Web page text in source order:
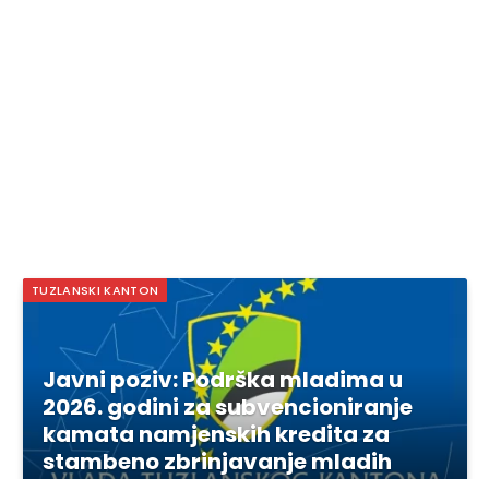
TUZLANSKI KANTON
Javni poziv: Podrška mladima u
2026. godini za subvencioniranje
kamata namjenskih kredita za
stambeno zbrinjavanje mladih